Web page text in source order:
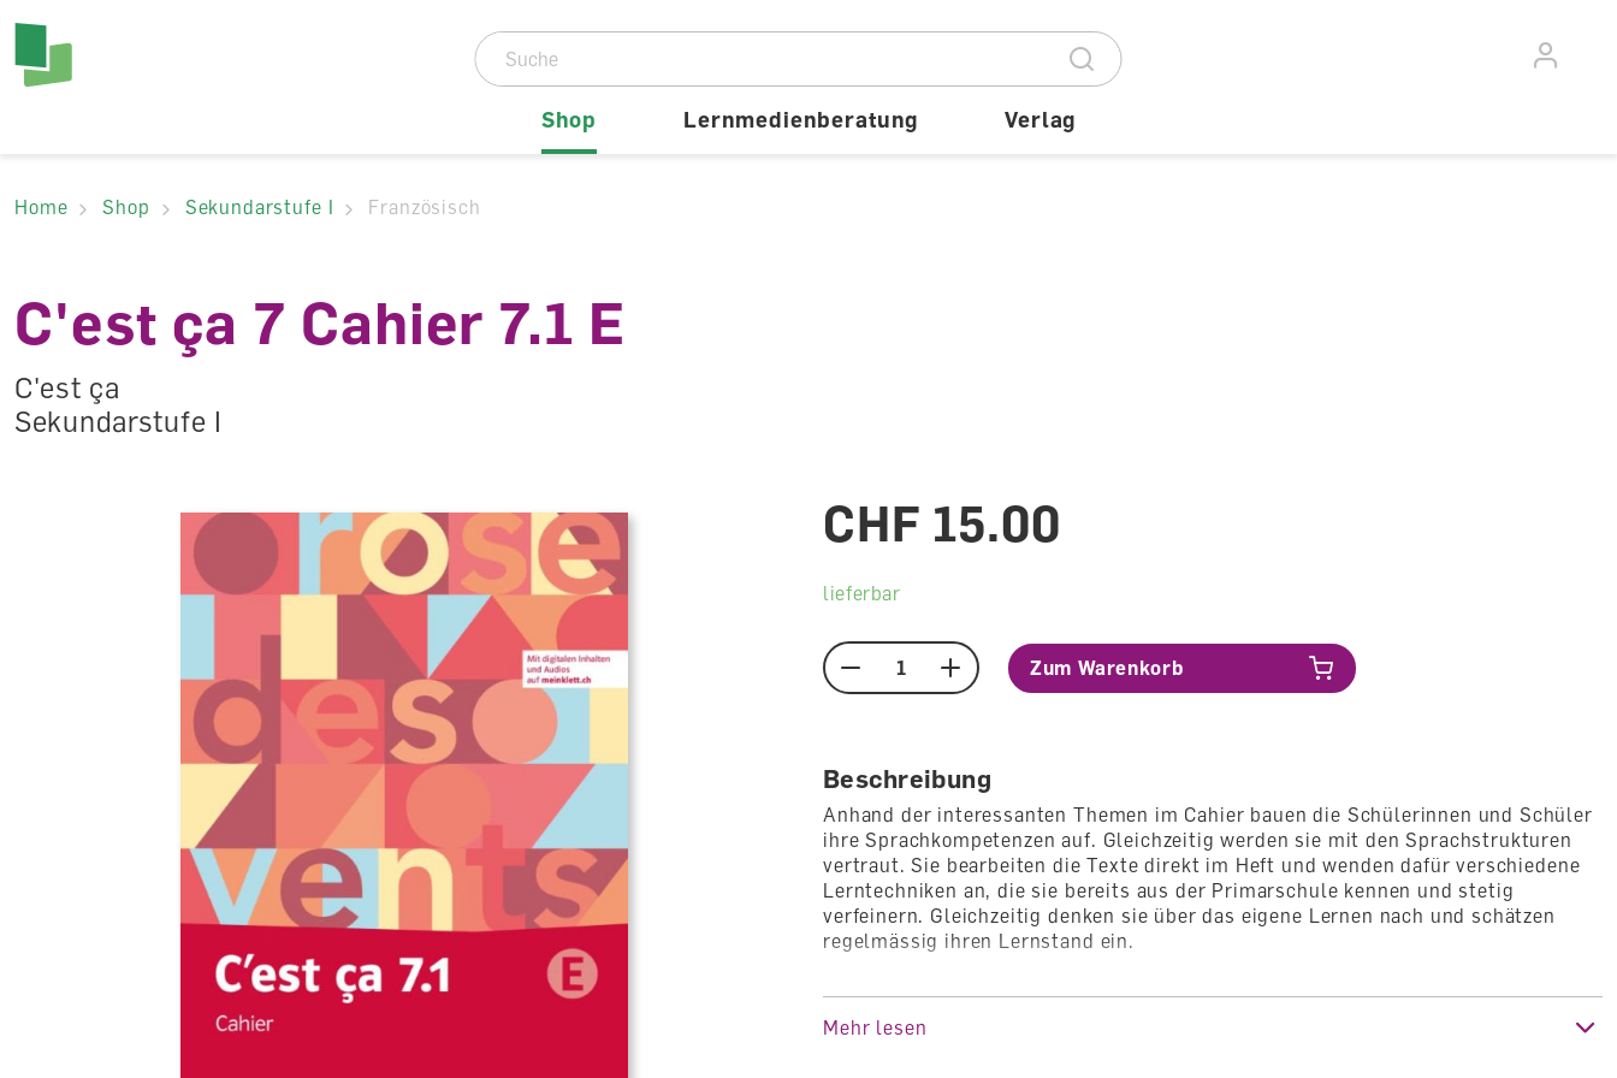
Accesskey Navigation
Direkt
Seitenanfang
Direkt
zur
Direkt
Suche
Shop Lernmedienberatung Verlag
Home Shop Sekundarstufe I Französisch
C'est ça 7 Cahier 7.1 E
C'est ça
Sekundarstufe I
CHF 15.00
lieferbar
Menge Zum Warenkorb
Beschreibung
Anhand der interessanten Themen im Cahier bauen die Schülerinnen und Schüler
ihre Sprachkompetenzen auf. Gleichzeitig werden sie mit den Sprachstrukturen
vertraut. Sie bearbeiten die Texte direkt im Heft und wenden dafür verschiedene
Lerntechniken an, die sie bereits aus der Primarschule kennen und stetig
verfeinern. Gleichzeitig denken sie über das eigene Lernen nach und schätzen
regelmässig ihren Lernstand ein.
Das Cahier dient den Schülerinnen und Schülern als persönliches
Nachschlagewerk. Hier schauen sie die Grammatik, den Lernwortschatz, die
Lernziele und -strategien usw. nach. So haben sie alles Wichtige immer dabei.
Mehr lesen